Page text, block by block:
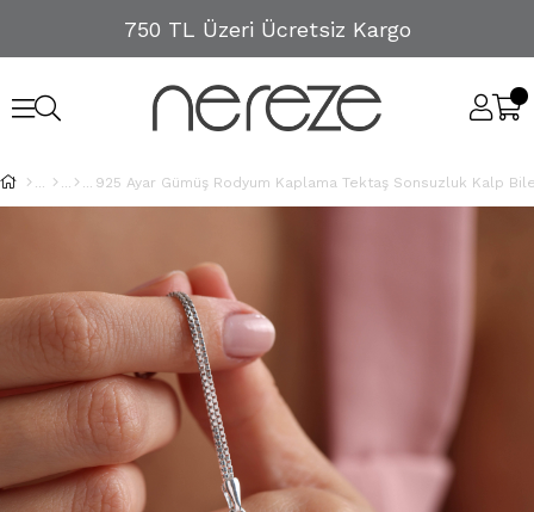
750 TL Üzeri Ücretsiz Kargo
925 Ayar Gümüş Rodyum Kaplama Tektaş Sonsuzluk Kalp